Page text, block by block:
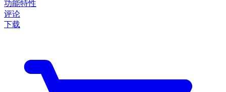
功能特性
评论
下载